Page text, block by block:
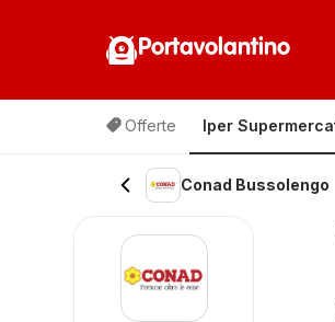
Portavolantino
Offerte Iper
Conad Bussolengo